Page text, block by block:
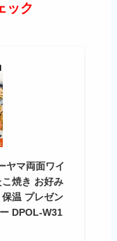
ック
ヤマ両面ワイ
焼き お好み
温 プレゼン
DPOL-W31